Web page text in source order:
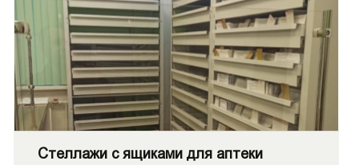
Стеллажи с ящиками для аптеки